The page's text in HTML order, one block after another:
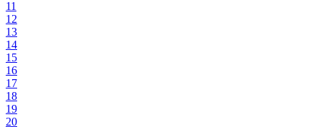
11
12
13
14
15
16
17
18
19
20